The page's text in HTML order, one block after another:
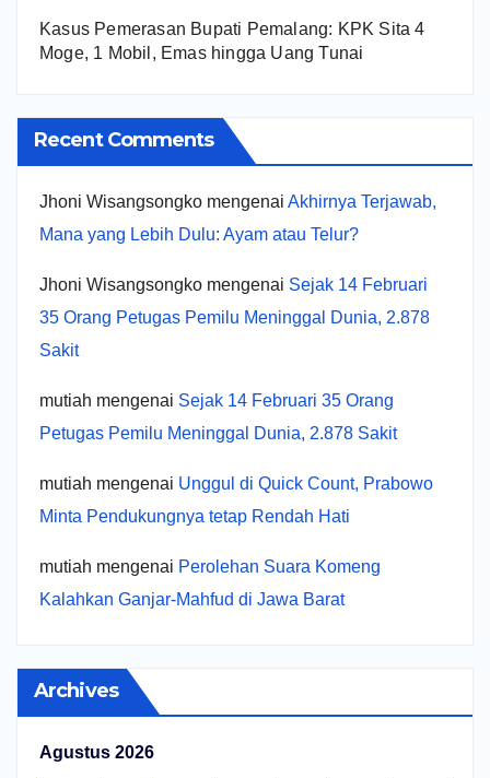
Kasus Pemerasan Bupati Pemalang: KPK Sita 4
Moge, 1 Mobil, Emas hingga Uang Tunai
Recent Comments
Jhoni Wisangsongko mengenai Akhirnya Terjawab,
Mana yang Lebih Dulu: Ayam atau Telur?
Jhoni Wisangsongko mengenai Sejak 14 Februari
35 Orang Petugas Pemilu Meninggal Dunia, 2.878
Sakit
mutiah mengenai Sejak 14 Februari 35 Orang
Petugas Pemilu Meninggal Dunia, 2.878 Sakit
mutiah mengenai Unggul di Quick Count, Prabowo
Minta Pendukungnya tetap Rendah Hati
mutiah mengenai Perolehan Suara Komeng
Kalahkan Ganjar-Mahfud di Jawa Barat
Archives
Agustus 2026